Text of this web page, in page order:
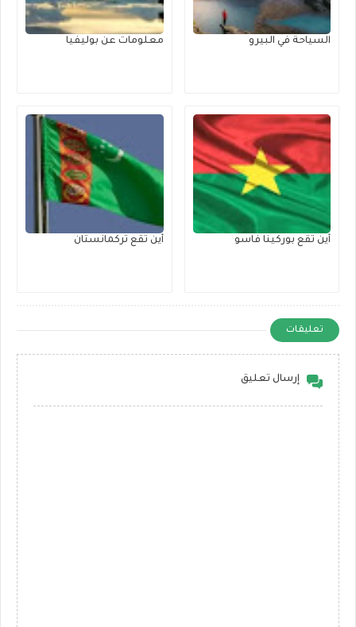
السياحة في البيرو معلومات عن بوليفيا
أين تقع بوركينا فاسو أين تقع تركمانستان
تعليقات
إرسال تعليق